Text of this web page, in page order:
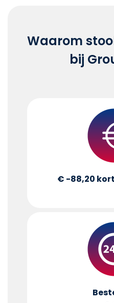
Waarom
bij
€ -88,20